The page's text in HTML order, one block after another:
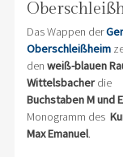
Das Wappen der
Oberschleißheim
den weiß-blauen
Wittelsbacherdie
Buchstaben M und E
Monogramm des
Max Emanuel.